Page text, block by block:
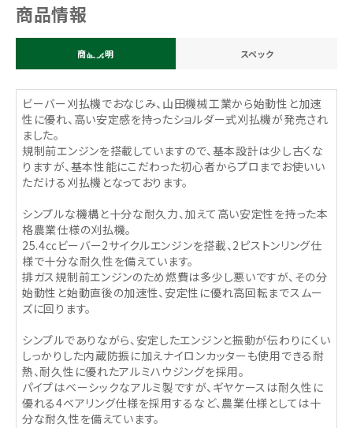
商品情報
商品説明 スペック
ビーバー刈払機でおなじみ、山田機械工業から始動性と加速
性に優れ、高い安定感を持ったショルダー式刈払機が発売され
ました。
規制前エンジンを搭載していますので、基本設計は少し古くな
りますが、基本性能にこだわった初心者からプロまでお使いい
ただける刈払機となっております。
シンプルな機構と十分な耐久力、加えて高い安定性を持った本
格農業仕様の刈払機。
25.4㏄ビーバー2サイクルエンジンを搭載、2ピストンリング仕
様で十分な耐久性を備えています。
排ガス規制前エンジンのため燃費は多少し悪いですが、その分
始動性と始動直後の加速性、安定性に優れ高回転までスムー
ズに回ります。
シンプルでありながら、安定したエンジンと振動が伝わりにくい
しっかりした内蔵防振に加えナイロンカッターも使用できる耐
熱、耐久性に優れたアルミハウジングを採用。
パイプはベーシックなアルミ製ですが、ギヤケースは耐久性に
優れる4ベアリング仕様を採用するなど、農業仕様としては十
分な耐久性を備えています。